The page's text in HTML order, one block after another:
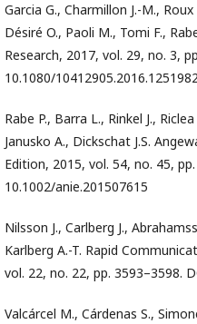
Garcia G., Charmillon J.-M.,
Désiré O., Paoli M., Tomi F.,
Research, 2017, vol. 29, no. 3,
10.1080/
Rabe P., Barra L., Rinkel J.,
Janusko A., Dickschat J.S.
Edition, 2015, vol. 54, no. 45,
10.1002/anie.201507615
Nilsson J., Carlberg J.,
Karlberg A.-T. Rapid
vol. 22, no. 22, pp. 3593–3598.
Valcárcel M., Cárdenas S.,